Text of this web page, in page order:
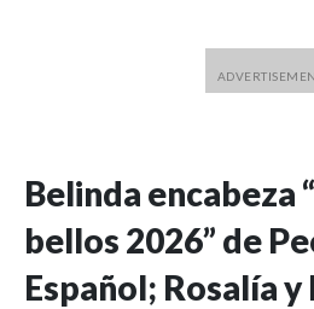
Belinda encabeza
bellos 2026” de
Español; Rosalía